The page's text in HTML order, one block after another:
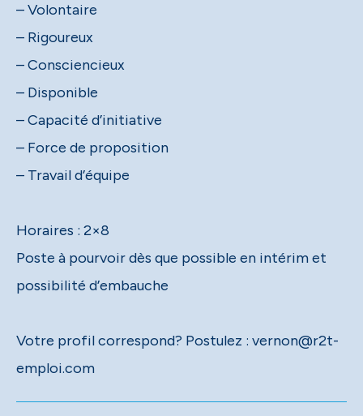
– Volontaire
– Rigoureux
– Consciencieux
– Disponible
– Capacité d’initiative
– Force de proposition
– Travail d’équipe
Horaires : 2×8
Poste à pourvoir dès que possible en intérim et
possibilité d’embauche
Votre profil correspond? Postulez : vernon@r2t-
emploi.com